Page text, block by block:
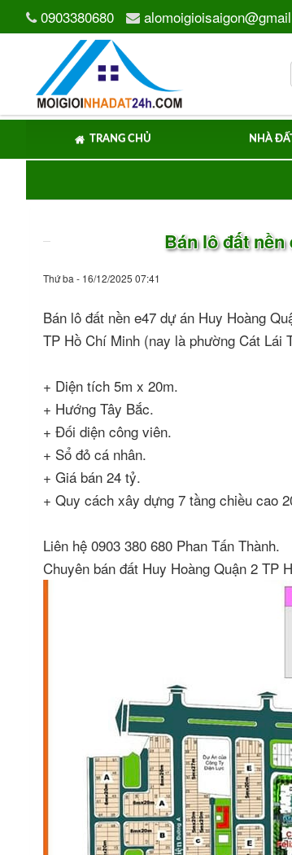
0903380680
TRANG CHỦ NHÀ
Bán lô đất nền
Thứ ba - 16/12/2025 07:41
Bán lô đất nền e47 dự án Huy Hoàng
TP Hồ Chí Minh (nay là phường Cát Lái
+ Diện tích 5m x 20m.
+ Hướng Tây Bắc.
+ Đối diện công viên.
+ Sổ đỏ cá nhân.
+ Giá bán 24 tỷ.
+ Quy cách xây dựng 7 tầng chiều cao
Liên hệ 0903 380 680 Phan Tấn Thành.
Chuyên bán đất Huy Hoàng Quận 2 TP